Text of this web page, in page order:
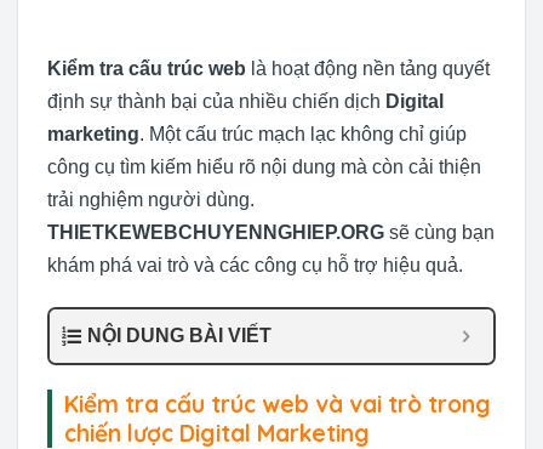
Kiểm tra cấu trúc web là hoạt động nền tảng quyết
định sự thành bại của nhiều chiến dịch Digital
marketing. Một cấu trúc mạch lạc không chỉ giúp
công cụ tìm kiếm hiểu rõ nội dung mà còn cải thiện
trải nghiệm người dùng.
THIETKEWEBCHUYENNGHIEP.ORG sẽ cùng bạn
khám phá vai trò và các công cụ hỗ trợ hiệu quả.
NỘI DUNG BÀI VIẾT
Kiểm tra cấu trúc web và vai trò trong
chiến lược Digital Marketing